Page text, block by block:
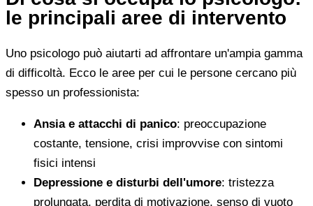
le principali aree di intervento
Uno psicologo può aiutarti ad affrontare un'ampia gamma
di difficoltà. Ecco le aree per cui le persone cercano più
spesso un professionista:
Ansia e attacchi di panico: preoccupazione
costante, tensione, crisi improvvise con sintomi
fisici intensi
Depressione e disturbi dell'umore: tristezza
prolungata, perdita di motivazione, senso di vuoto